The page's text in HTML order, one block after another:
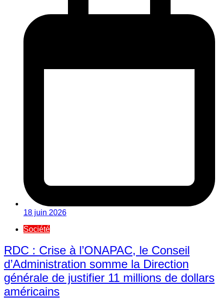
18 juin 2026
Société
RDC : Crise à l’ONAPAC, le Conseil
d’Administration somme la Direction
générale de justifier 11 millions de dollars
américains